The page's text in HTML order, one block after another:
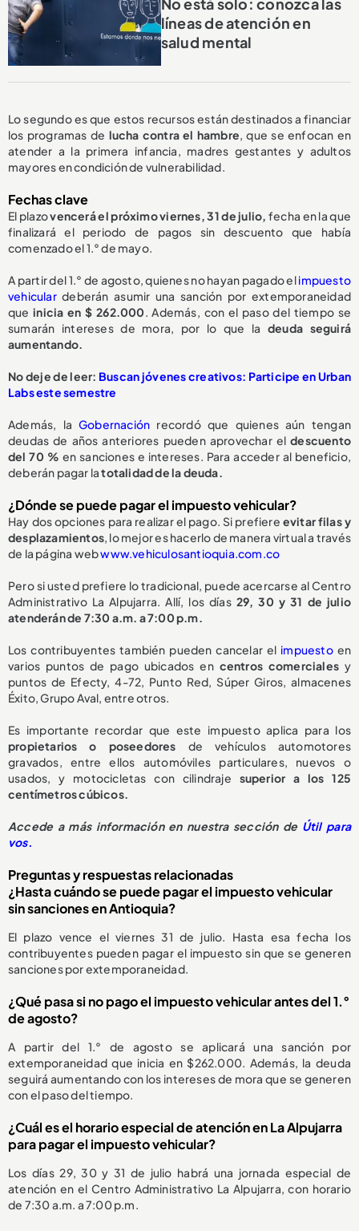
No está solo: conozca las
líneas de atención en
salud mental
Lo segundo es que estos recursos están destinados a financiar
los programas de lucha contra el hambre, que se enfocan en
atender a la primera infancia, madres gestantes y adultos
mayores en condición de vulnerabilidad.
Fechas clave
El plazovencerá el próximo viernes, 31 de julio, fecha en la que
finalizará el periodo de pagos sin descuento que había
comenzado el 1.° de mayo.
A partir del 1.° de agosto, quienes no hayan pagado elimpuesto
vehiculardeberán asumir una sanción por extemporaneidad
queinicia en $ 262.000. Además, con el paso del tiempo se
sumarán intereses de mora, por lo que la deuda seguirá
aumentando.
No deje de leer: Buscan jóvenes creativos: Participe en Urban
Labs este semestre
Además, laGobernación recordó que quienes aún tengan
deudas de años anteriores pueden aprovechar eldescuento
del 70 % en sanciones e intereses. Para acceder al beneficio,
deberán pagar latotalidad de la deuda.
¿Dónde se puede pagar el impuesto vehicular?
Hay dos opciones para realizar el pago. Si prefiere evitar filas y
desplazamientos, lo mejor es hacerlo de manera virtual a través
de la página webwww.vehiculosantioquia.com.co
Pero si usted prefiere lo tradicional, puede acercarse al Centro
Administrativo La Alpujarra. Allí, los días 29, 30 y 31 de julio
atenderán de 7:30 a.m. a 7:00 p.m.
Los contribuyentes también pueden cancelar el impuesto en
varios puntos de pago ubicados en centros comerciales y
puntos de Efecty, 4-72, Punto Red, Súper Giros, almacenes
Éxito, Grupo Aval, entre otros.
Es importante recordar que este impuesto aplica para los
propietarios o poseedores de vehículos automotores
gravados, entre ellos automóviles particulares, nuevos o
usados, y motocicletas con cilindraje superior a los 125
centímetros cúbicos.
Accede a más información en nuestra sección de Útil para
vos.
Preguntas y respuestas relacionadas
¿Hasta cuándo se puede pagar el impuesto vehicular
sin sanciones en Antioquia?
El plazo vence el viernes 31 de julio. Hasta esa fecha los
contribuyentes pueden pagar el impuesto sin que se generen
sanciones por extemporaneidad.
¿Qué pasa si no pago el impuesto vehicular antes del 1.°
de agosto?
A partir del 1.° de agosto se aplicará una sanción por
extemporaneidad que inicia en $262.000. Además, la deuda
seguirá aumentando con los intereses de mora que se generen
con el paso del tiempo.
¿Cuál es el horario especial de atención en La Alpujarra
para pagar el impuesto vehicular?
Los días 29, 30 y 31 de julio habrá una jornada especial de
atención en el Centro Administrativo La Alpujarra, con horario
de 7:30 a.m. a 7:00 p.m.